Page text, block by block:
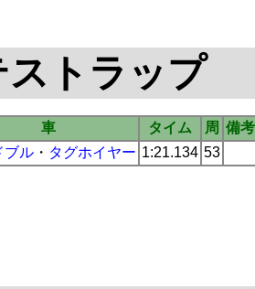
ストラップ
車 タイム 周 備考
ブル ・ タグホイヤー 1:21.134 53